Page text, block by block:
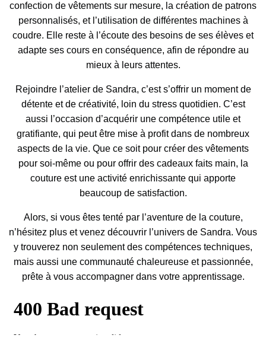
confection de vêtements sur mesure, la création de patrons
personnalisés, et l’utilisation de différentes machines à
coudre. Elle reste à l’écoute des besoins de ses élèves et
adapte ses cours en conséquence, afin de répondre au
mieux à leurs attentes.
Rejoindre l’atelier de Sandra, c’est s’offrir un moment de
détente et de créativité, loin du stress quotidien. C’est
aussi l’occasion d’acquérir une compétence utile et
gratifiante, qui peut être mise à profit dans de nombreux
aspects de la vie. Que ce soit pour créer des vêtements
pour soi-même ou pour offrir des cadeaux faits main, la
couture est une activité enrichissante qui apporte
beaucoup de satisfaction.
Alors, si vous êtes tenté par l’aventure de la couture,
n’hésitez plus et venez découvrir l’univers de Sandra. Vous
y trouverez non seulement des compétences techniques,
mais aussi une communauté chaleureuse et passionnée,
prête à vous accompagner dans votre apprentissage.